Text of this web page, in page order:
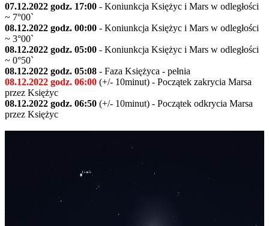
07.12.2022 godz. 17:00 - Koniunkcja Księżyc i Mars w odległości
~ 7°00`
08.12.2022 godz. 00:00 - Koniunkcja Księżyc i Mars w odległości
~ 3°00`
08.12.2022 godz. 05:00 - Koniunkcja Księżyc i Mars w odległości
~ 0°50`
08.12.2022 godz. 05:08 - Faza Księżyca - pełnia
08.12.2022 godz. 06:00 (+/- 10minut) - Początek zakrycia Marsa
przez Księżyc
08.12.2022 godz. 06:50 (+/- 10minut) - Początek odkrycia Marsa
przez Księżyc